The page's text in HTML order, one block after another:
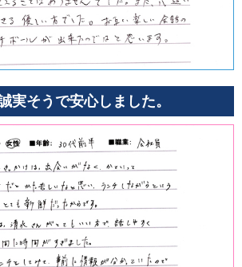
実そうで安心しました。